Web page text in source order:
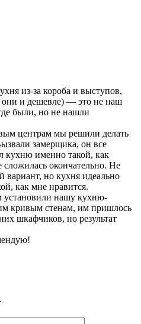
из-за короба и выступов,
они и дешевле) — это не наш
были, но не нашли
центрам мы решили делать
замерщика, он все
кухню именно такой, как
сложилась окончательно. Не
вариант, но кухня идеально
как мне нравится.
установили нашу кухню-
кривым стенам, им пришлось
шкафчиков, но результат